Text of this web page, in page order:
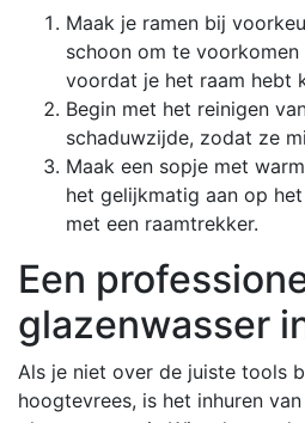
Maak je ramen bij
schoon om te
voordat je het raam hebt
Begin met het reinigen
schaduwzijde, zodat ze
Maak een sopje met
het gelijkmatig aan op
met een raamtrekker.
Een
glazenwasser
Als je niet over de juiste tools
hoogtevrees, is het inhuren